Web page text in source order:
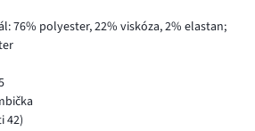
76% polyester, 22% viskóza, 2% elastan;
42)